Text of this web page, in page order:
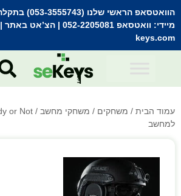
הוואטסאפ הראשי שלנו (053-3555743) בתקלה זמנית
מיידי: וואטסאפ 052-2205081 | הצ’אט באתר |
keys.com
עמוד הבית / משחקים / משחקי מחשב /
למחשב